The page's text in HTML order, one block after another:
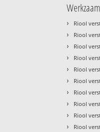
› Riool
› Riool
› Riool
› Riool
› Riool
› Riool
› Riool
› Riool
› Riool
› Riool